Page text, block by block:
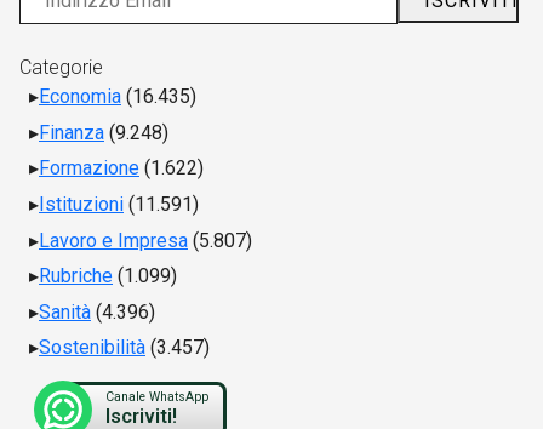
Categorie
Economia (16.435)
Finanza (9.248)
Formazione (1.622)
Istituzioni (11.591)
Lavoro e Impresa (5.807)
Rubriche (1.099)
Sanità (4.396)
Sostenibilità (3.457)
Canale WhatsApp
Iscriviti!